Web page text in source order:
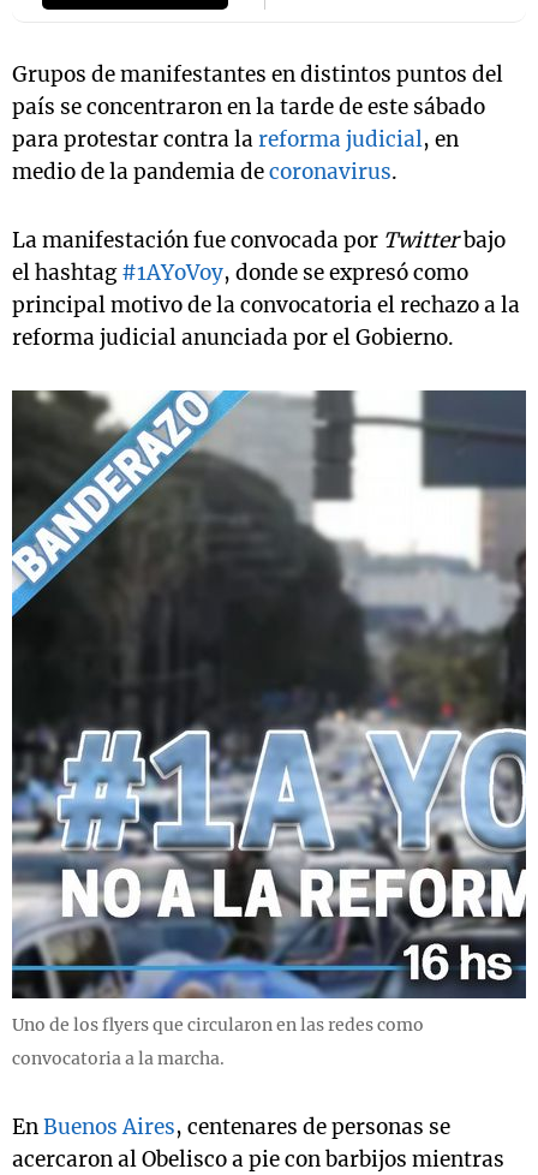
Grupos de manifestantes en distintos puntos del
país se concentraron en la tarde de este sábado
para protestar contra lareforma judicial, en
medio de la pandemia decoronavirus.
La manifestación fue convocada por Twitterbajo
el hashtag#1AYoVoy, donde se expresó como
principal motivo de la convocatoria el rechazo a la
reforma judicial anunciada por el Gobierno.
Uno de los flyers que circularon en las redes como
convocatoria a la marcha.
EnBuenos Aires, centenares de personas se
acercaron al Obelisco a pie con barbijos mientras